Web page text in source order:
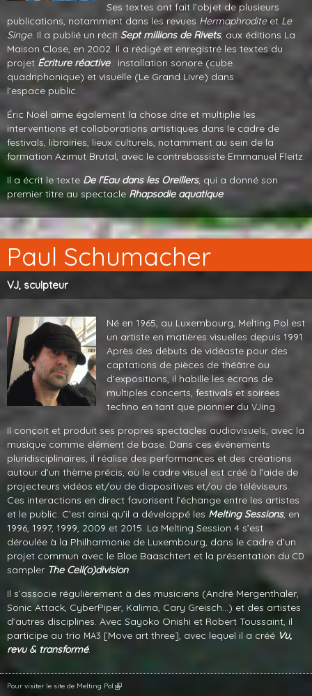
Ses textes ont fait l’objet de plusieurs
publications, notamment dans les revues Hermaphroditeet Le
Singe. Il a publié un récit Sept millions de Rivets, aux éditions La
Maison Close, en 2002. Il a rédigé et enregistré les textes du
projet Écriture réactive: installation sonore (cube
quadriphonique) et visuelle (Le Grand Livre) dans
l’espace public.
Éric Noël aime également la chose dite et multiplie les
interventions et collaborations artistiques dans le cadre de
festivals, librairies, lieux culturels, notamment au sein de la
formation Azimut Brutal, avec le contrebassiste Emmanuel Fleitz.
Il a écrit le texte De l’Eau dans les Oreillers, qui a donné son
premier titre au spectacle Rhapsodie aquatique.
Paul Schumacher
VJ, sculpteur
Né en 1965, au Luxembourg, Melting Pol est
un artiste en matières visuelles depuis 1991.
Après des débuts de vidéaste pour des
captations de pièces de théâtre ou
d’expositions, il habille les écrans de
multiples concerts, festivals et soirées
techno en tant que pionnier du VJing.
Il conçoit et produit ses propres spectacles audiovisuels, avec la
musique comme élément de base. Dans ces événements
pluridisciplinaires, il réalise des performances et des créations
autour d’un thème précis, où le cadre visuel est créé à l’aide de
projecteurs vidéos et/ou de diapositives et/ou de téléviseurs.
Ces interactions en direct favorisent l’échange entre les artistes
et le public. C’est ainsi qu’il a développé les Melting Sessions, en
1996, 1997, 1999, 2009 et 2015. La Melting Session 4 s’est
déroulée à la Philharmonie de Luxembourg, dans le cadre d’un
projet commun avec le Bloe Baaschtert et la présentation du CD
sampler The Cell(o)division.
Il s’associe régulièrement à des musiciens (André Mergenthaler,
Sonic Attack, CyberPiper, Kalima, Cary Greisch…) et des artistes
d’autres disciplines. Avec Sayoko Onishi et Robert Toussaint, il
participe au trio MA3 [Move art three], avec lequel il a créé Vu,
revu & transformé.
Pour visiter le site de Melting Pol